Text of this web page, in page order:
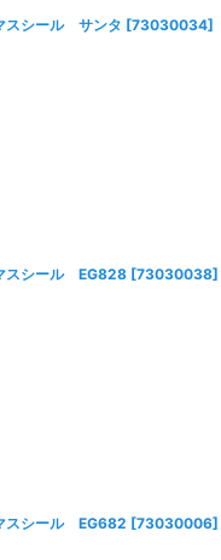
スシール サンタ [73030034]
スシール EG828 [73030038]
スシール EG682 [73030006]